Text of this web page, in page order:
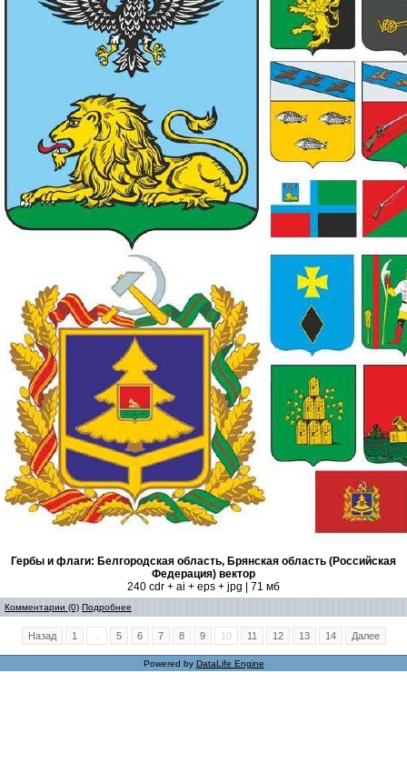
Гербы и флаги: Белгородская область, Брянская область (Российская
Федерация) вектор
240 cdr + ai + eps + jpg | 71 мб
Комментарии (0) Подробнее
Назад 1 5 6 7 8 9 10 11 12 13 14 Далее
Powered by DataLife Engine